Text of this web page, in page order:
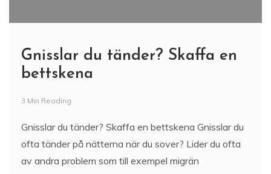
Gnisslar du tänder? Skaffa en
bettskena
3 Min Reading
Gnisslar du tänder? Skaffa en bettskena Gnisslar du
ofta tänder på nätterna när du sover? Lider du ofta
av andra problem som till exempel migrän